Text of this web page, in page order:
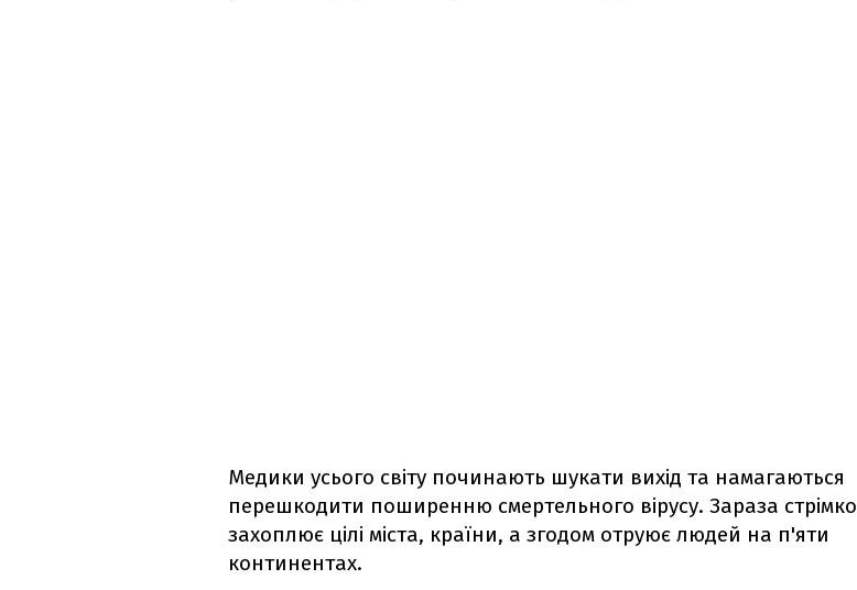
Медики усього світу починають шукати вихід та намагаються
перешкодити поширенню смертельного вірусу. Зараза стрімко
захоплює цілі міста, країни, а згодом отруює людей на п'яти
континентах.